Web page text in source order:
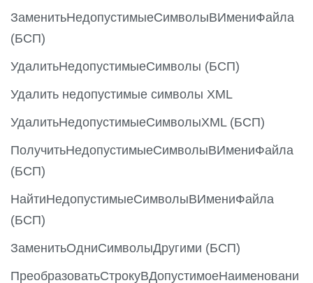
s
ЗаменитьНедопустимыеСимволыВИмениФайла
(БСП)
УдалитьНедопустимыеСимволы (БСП)
Удалить недопустимые символы XML
УдалитьНедопустимыеСимволыXML (БСП)
ПолучитьНедопустимыеСимволыВИмениФайла
(БСП)
НайтиНедопустимыеСимволыВИмениФайла
(БСП)
ЗаменитьОдниСимволыДругими (БСП)
ПреобразоватьСтрокуВДопустимоеНаименовани